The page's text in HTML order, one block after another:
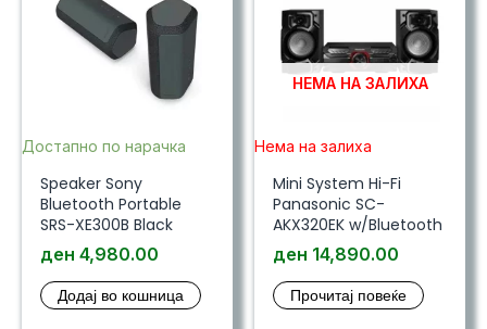
Достапно по нарачка
Speaker Sony
Bluetooth Portable
SRS-XE300B Black
ден 4,980.00
Додај во кошница
НЕМА НА ЗАЛИХА
Нема на залиха
Mini System Hi-Fi
Panasonic SC-
AKX320EK w/Bluetooth
ден 14,890.00
Прочитај повеќе